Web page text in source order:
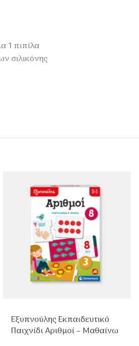
1 πιπίλα
σιλικόνης
Εξυπνούλης Εκπαιδευτικό
Παιχνίδι Αριθμοί – Μαθαίνω